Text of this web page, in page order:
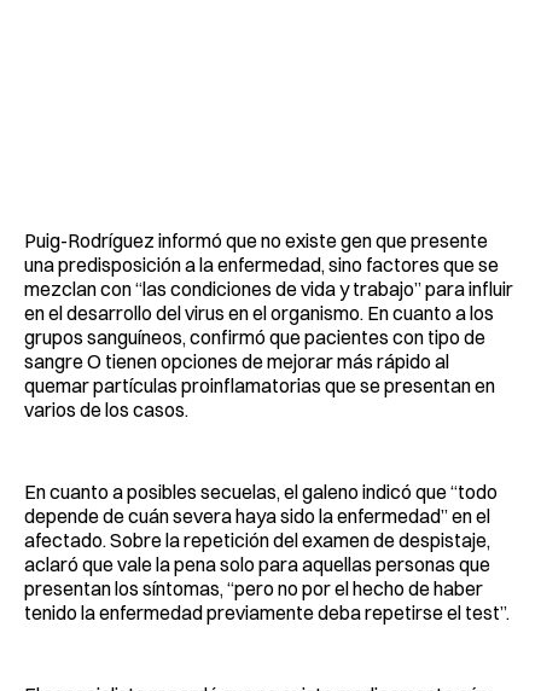
Puig-Rodríguez informó que no existe gen que presente
una predisposición a la enfermedad, sino factores que se
mezclan con “las condiciones de vida y trabajo” para influir
en el desarrollo del virus en el organismo. En cuanto a los
grupos sanguíneos, confirmó que pacientes con tipo de
sangre O tienen opciones de mejorar más rápido al
quemar partículas proinflamatorias que se presentan en
varios de los casos.
En cuanto a posibles secuelas, el galeno indicó que “todo
depende de cuán severa haya sido la enfermedad” en el
afectado. Sobre la repetición del examen de despistaje,
aclaró que vale la pena solo para aquellas personas que
presentan los síntomas, “pero no por el hecho de haber
tenido la enfermedad previamente deba repetirse el test”.